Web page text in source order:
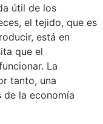
útil de los
el tejido, que es
está en
que el
La
tanto, una
la economía